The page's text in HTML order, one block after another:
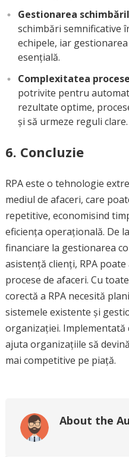
Gestionarea
schimbări semnificative
echipele, iar
esențială.
Complexitatea
potrivite pentru
rezultate optime,
și să urmeze reguli clare.
6. Concluzie
RPA este o tehnologie
mediul de afaceri, care
repetitive, economisind
eficiența operațională. De
financiare la gestionarea
asistență clienți, RPA
procese de afaceri. Cu
corectă a RPA necesită
sistemele existente și
organizației. Implementată
ajuta organizațiile să
mai competitive pe piață.
About the